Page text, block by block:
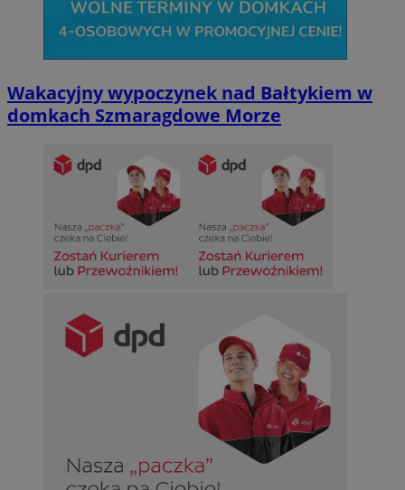
Wakacyjny wypoczynek nad Bałtykiem w
domkach Szmaragdowe Morze